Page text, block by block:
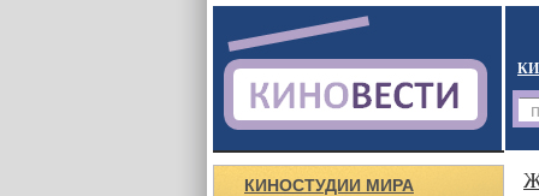
КИНОСТУДИИ МИРА